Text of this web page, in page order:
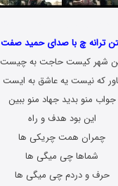
ترانه چ با صدای حمید صفت
شهر کیست حاجت به چیست
که نیست یه عاشق به ایست
جواب منو بدید جهاد منو ببین
این بود هدف و راه
چمران همت چریکی ها
شماها چی میگی ها
حرف و دردم چی میگی ها